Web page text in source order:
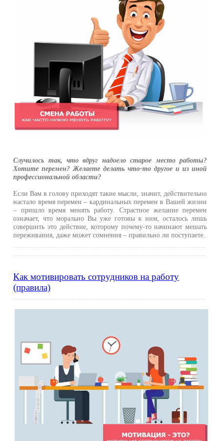
Случилось так, что вдруг надоело старое место работы?
Хотите перемен? Желаете делать что-то другое и из иной
профессиональной области?
Если Вам в голову приходят такие мысли, значит, действительно
настало время перемен – кардинальных перемен в Вашей жизни
– пришло время менять работу. Страстное желание перемен
означает, что морально Вы уже готовы к ним, осталось лишь
совершить это действие, которому почему-то начинают мешать
переживания, даже может сомнения – правильно ли поступаете.
Как мотивировать сотрудников на работу
(правила)